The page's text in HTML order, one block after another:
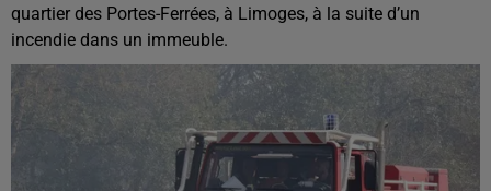
quartier des Portes-Ferrées, à Limoges, à la suite d’un
incendie dans un immeuble.